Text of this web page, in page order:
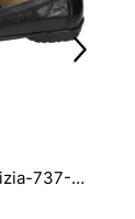
Slipper Cortizia-737-H-SC